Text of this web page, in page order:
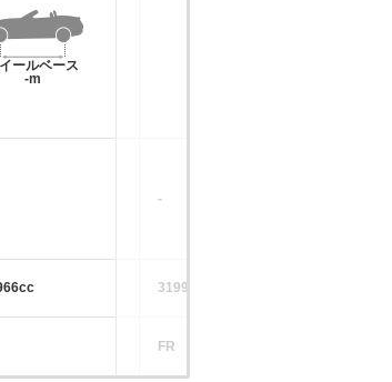
ールベース
-m
-
3199cc
FR